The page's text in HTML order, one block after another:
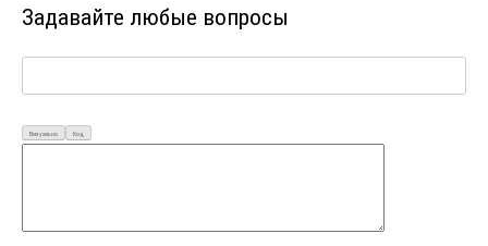
Задавайте любые вопросы
Визуально Код